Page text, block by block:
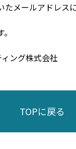
メールアドレス
ング株式会社​​
TOPに戻る